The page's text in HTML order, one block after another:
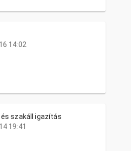
14:02
és szakáll igazítás
19:41